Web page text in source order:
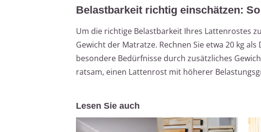
Belastbarkeit richtig einschätzen:
Um die richtige Belastbarkeit Ihres Lattenrostes
Gewicht der Matratze. Rechnen Sie etwa 20 kg
besondere Bedürfnisse durch zusätzliches
ratsam, einen Lattenrost mit höherer
Lesen Sie auch